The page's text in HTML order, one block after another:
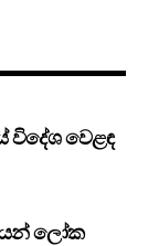
වෙළඳ
ලෝක